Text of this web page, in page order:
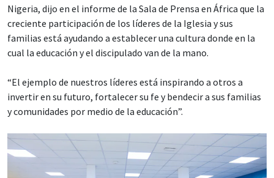
Nigeria, dijo en el informe de la Sala de Prensa en África que la
creciente participación de los líderes de la Iglesia y sus
familias está ayudando a establecer una cultura donde en la
cual la educación y el discipulado van de la mano.
“El ejemplo de nuestros líderes está inspirando a otros a
invertir en su futuro, fortalecer su fe y bendecir a sus familias
y comunidades por medio de la educación”.